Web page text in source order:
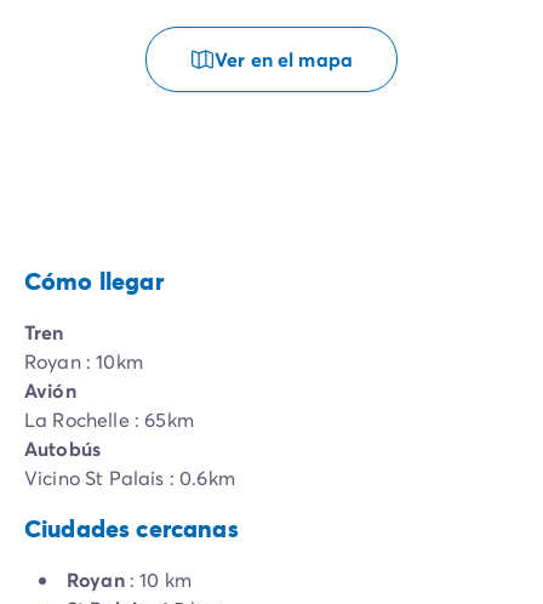
Ver en el mapa
Cómo llegar
Tren
Royan : 10km
Avión
La Rochelle : 65km
Autobús
Vicino St Palais : 0.6km
Ciudades cercanas
Royan: 10 km